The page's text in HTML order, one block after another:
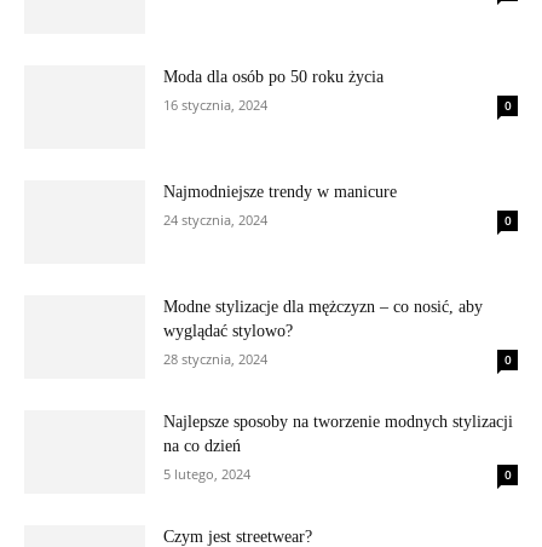
Moda dla osób po 50 roku życia
16 stycznia, 2024
0
Najmodniejsze trendy w manicure
24 stycznia, 2024
0
Modne stylizacje dla mężczyzn – co nosić, aby
wyglądać stylowo?
28 stycznia, 2024
0
Najlepsze sposoby na tworzenie modnych stylizacji
na co dzień
5 lutego, 2024
0
Czym jest streetwear?